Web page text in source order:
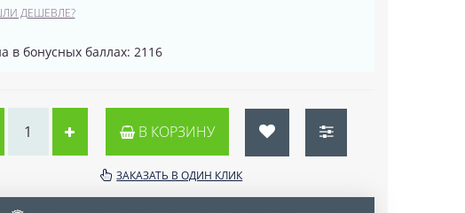
ДЕШЕВЛЕ?
в бонусных баллах: 2116
В КОРЗИНУ
ЗАКАЗАТЬ В ОДИН КЛИК